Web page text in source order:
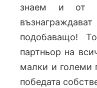
знаем и от
подобаващо!
партньор на
малки и големи
победата